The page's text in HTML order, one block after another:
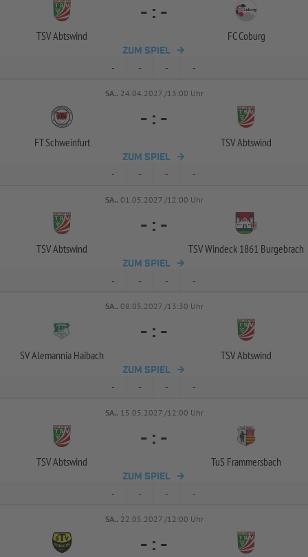
TSV Abtswind
- : -
FC Coburg
ZUM SPIEL
- - - -
SA.. 24.04.2027 /13:00 Uhr
FT Schweinfurt
- : -
TSV Abtswind
ZUM SPIEL
- - - -
SA.. 01.05.2027 /12:00 Uhr
TSV Abtswind
- : -
TSV Windeck 1861 Burgebrach
ZUM SPIEL
- - - -
SA.. 08.05.2027 /13:30 Uhr
SV Alemannia Haibach
- : -
TSV Abtswind
ZUM SPIEL
- - - -
SA.. 15.05.2027 /12:00 Uhr
TSV Abtswind
- : -
TuS Frammersbach
ZUM SPIEL
- - - -
SA.. 22.05.2027 /12:00 Uhr
- : -